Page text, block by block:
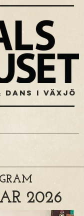
DANS I VÄXJÖ
2026